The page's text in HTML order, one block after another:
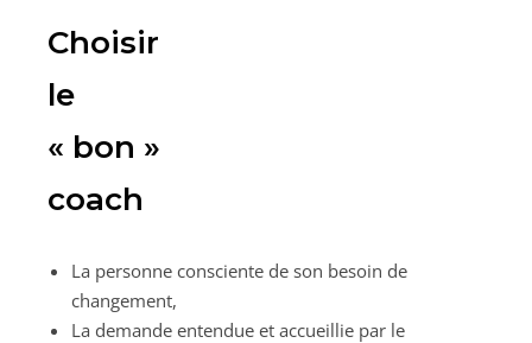
Choisir
le
« bon »
coach
La personne consciente de son besoin de
changement,
La demande entendue et accueillie par le